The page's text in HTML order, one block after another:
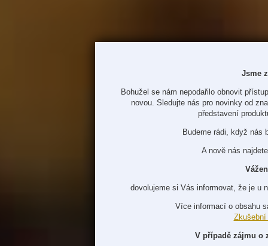
Jsme
Bohužel se nám nepodařilo obnovit
novou. Sledujte nás pro novinky od
představení
Budeme rádi, když nás
A nově nás
dovolujeme si Vás informovat, že je u
Více informací o obsahu
Zkušební
V případě zájmu o